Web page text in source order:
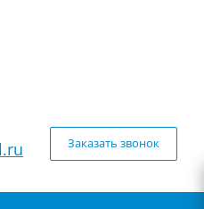
Заказать звонок